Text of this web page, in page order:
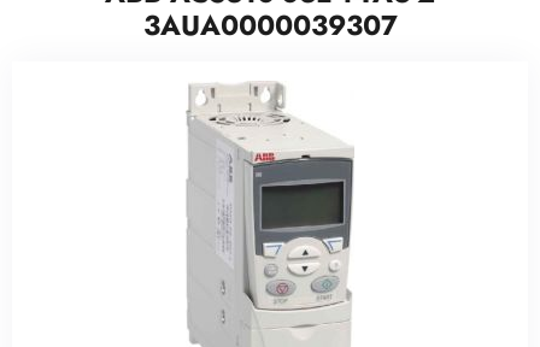
3AUA0000039307